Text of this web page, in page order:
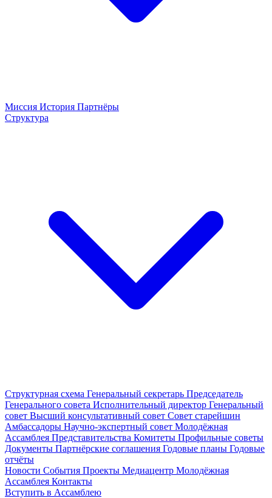
Миссия История Партнёры
Структура
Структурная схема Генеральный секретарь Председатель
Генерального совета Исполнительный директор Генеральный
совет Высший консультативный совет Совет старейшин
Амбассадоры Научно-экспертный совет Молодёжная
Ассамблея Представительства Комитеты Профильные советы
Документы Партнёрские соглашения Годовые планы Годовые
отчёты
Новости События Проекты Медиацентр Молодёжная
Ассамблея Контакты
Вступить в Ассамблею